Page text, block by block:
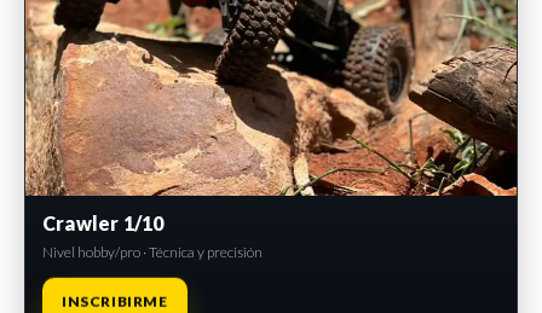
Crawler 1/10
Nivel hobby/pro · Técnica y precisión
INSCRIBIRME